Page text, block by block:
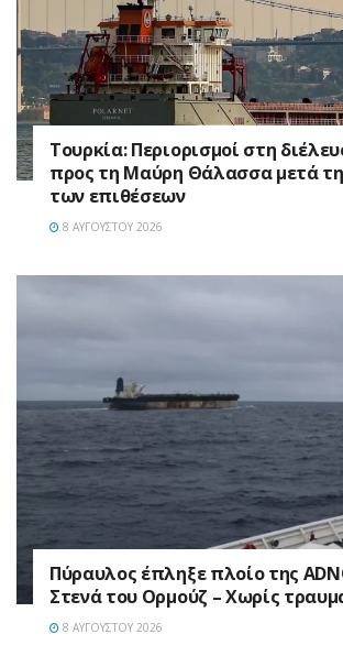
Τουρκία: Περιορισμοί στη
προς τη Μαύρη Θάλασσα μετά
των επιθέσεων
8 ΑΥΓΟΎΣΤΟΥ 2026
Πύραυλος έπληξε πλοίο της
Στενά του Ορμούζ – Χωρίς
8 ΑΥΓΟΎΣΤΟΥ 2026